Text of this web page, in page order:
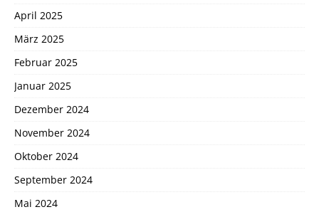
April 2025
März 2025
Februar 2025
Januar 2025
Dezember 2024
November 2024
Oktober 2024
September 2024
Mai 2024